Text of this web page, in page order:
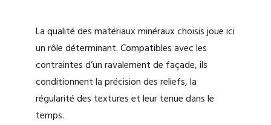
La qualité des matériaux minéraux choisis joue ici
un rôle déterminant. Compatibles avec les
contraintes d’un ravalement de façade, ils
conditionnent la précision des reliefs, la
régularité des textures et leur tenue dans le
temps.